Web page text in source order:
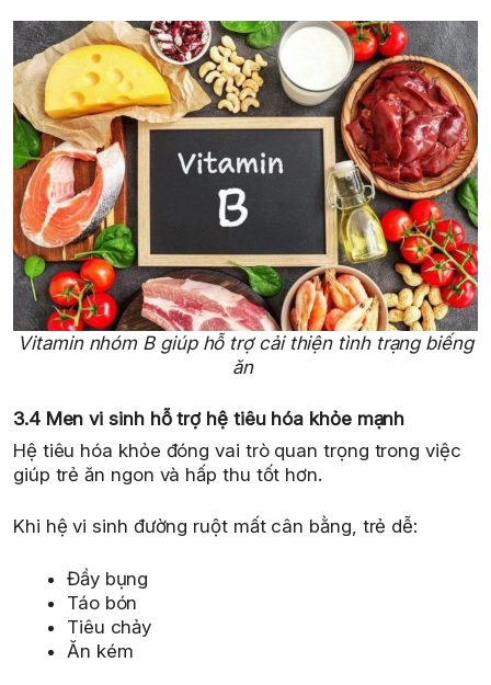
Vitamin nhóm B giúp hỗ trợ cải thiện tình trạng biếng
ăn
3.4 Men vi sinh hỗ trợ hệ tiêu hóa khỏe mạnh
Hệ tiêu hóa khỏe đóng vai trò quan trọng trong việc
giúp trẻ ăn ngon và hấp thu tốt hơn.
Khi hệ vi sinh đường ruột mất cân bằng, trẻ dễ:
Đầy bụng
Táo bón
Tiêu chảy
Ăn kém